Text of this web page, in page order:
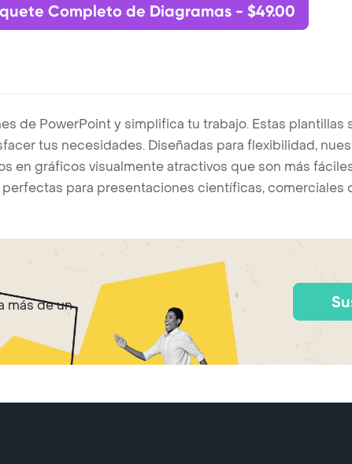
Completo de Diagramas - $49.00
de PowerPoint y simplifica tu trabajo. Estas plantillas
tus necesidades. Diseñadas para flexibilidad,
en gráficos visualmente atractivos que son más
para presentaciones científicas, comerciales
más de un